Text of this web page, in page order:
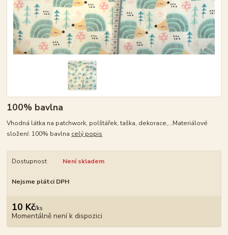
100% bavlna
Vhodná látka na patchwork, polštářek, taška, dekorace,...Materiálové
složení: 100% bavlna celý popis
Dostupnost Není skladem
Nejsme plátci DPH
10 Kč/ks
Momentálně není k dispozici